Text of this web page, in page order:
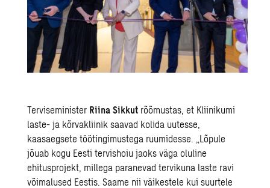
Terviseminister Riina Sikkut rõõmustas, et Kliinikumi
laste- ja kõrvakliinik saavad kolida uutesse,
kaasaegsete töötingimustega ruumidesse. „Lõpule
jõuab kogu Eesti tervishoiu jaoks väga oluline
ehitusprojekt, millega paranevad tervikuna laste ravi
võimalused Eestis. Saame nii väikestele kui suurtele